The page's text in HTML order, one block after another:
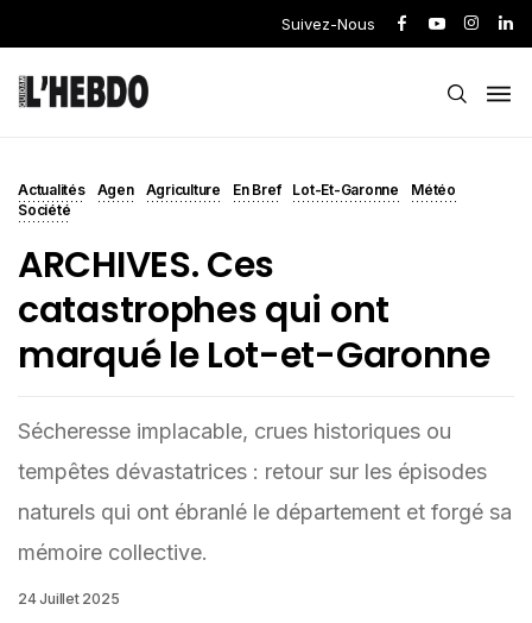
Suivez-Nous
Actualités Agen Agriculture En Bref Lot-Et-Garonne
Météo
Société
ARCHIVES. Ces
catastrophes qui ont
marqué le Lot-et-Garonne
Sécheresse implacable, crues historiques ou
tempêtes dévastatrices : retour sur les épisodes
naturels qui ont ébranlé le département et forgé sa
mémoire collective.
24 Juillet 2025